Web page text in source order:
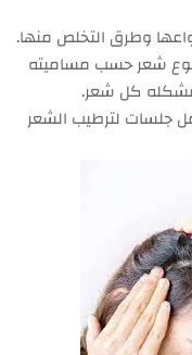
وطرق التخلص منها.
نوع شعر حسب مساميته
كل شعر.
جلسات لترطيب الشعر